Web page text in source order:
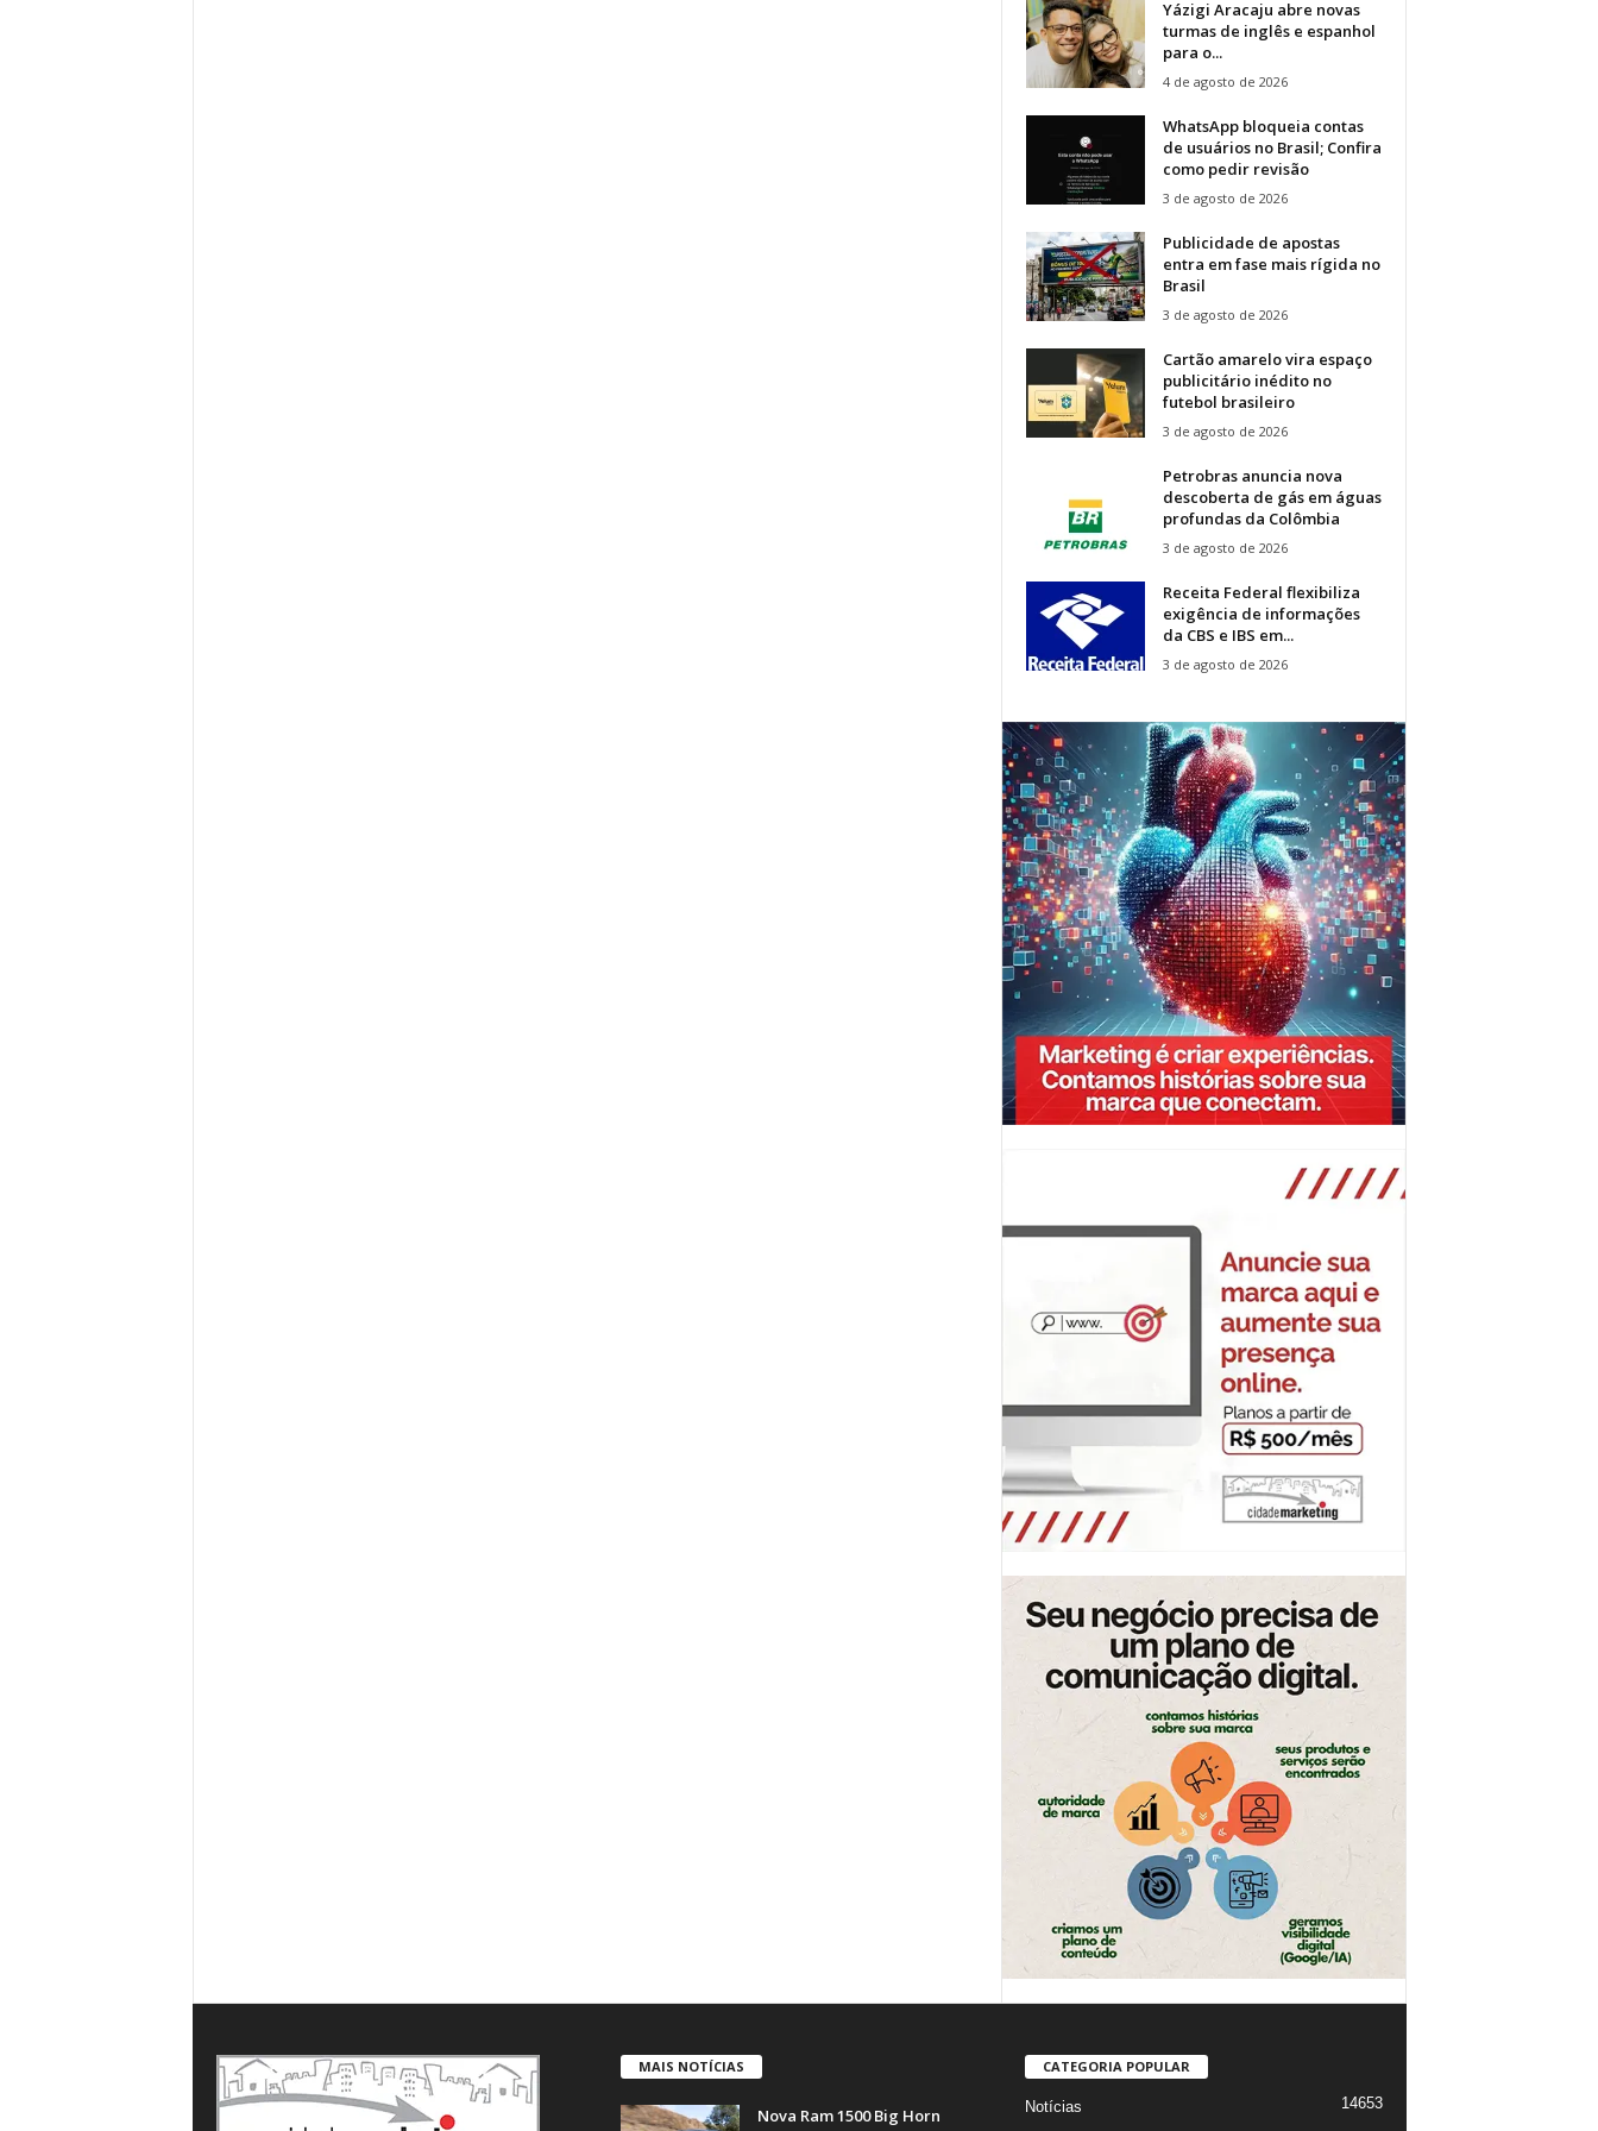
Yázigi Aracaju abre novas
turmas de inglês e espanhol
para o...
4 de agosto de 2026
WhatsApp bloqueia contas
de usuários no Brasil; Confira
como pedir revisão
3 de agosto de 2026
Publicidade de apostas
entra em fase mais rígida no
Brasil
3 de agosto de 2026
Cartão amarelo vira espaço
publicitário inédito no
futebol brasileiro
3 de agosto de 2026
Petrobras anuncia nova
descoberta de gás em águas
profundas da Colômbia
3 de agosto de 2026
Receita Federal flexibiliza
exigência de informações
da CBS e IBS em...
3 de agosto de 2026
MAIS NOTÍCIAS
Nova Ram 1500 Big Horn
CATEGORIA POPULAR
Notícias
14653